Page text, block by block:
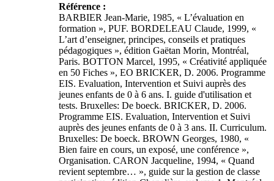
Référence :
BARBIER Jean-Marie, 1985, « L’évaluation en
formation », PUF. BORDELEAU Claude, 1999, «
L’art d’enseigner, principes, conseils et pratiques
pédagogiques », édition Gaëtan Morin, Montréal,
Paris. BOTTON Marcel, 1995, « Créativité appliquée
en 50 Fiches », EO BRICKER, D. 2006. Programme
EIS. Evaluation, Intervention et Suivi auprès des
jeunes enfants de 0 à 6 ans. I. guide d'utilisation et
tests. Bruxelles: De boeck. BRICKER, D. 2006.
Programme EIS. Evaluation, Intervention et Suivi
auprès des jeunes enfants de 0 à 3 ans. II. Curriculum.
Bruxelles: De boeck. BROWN Georges, 1980, «
Bien faire en cours, un exposé, une conférence »,
Organisation. CARON Jacqueline, 1994, « Quand
revient septembre… », guide sur la gestion de classe